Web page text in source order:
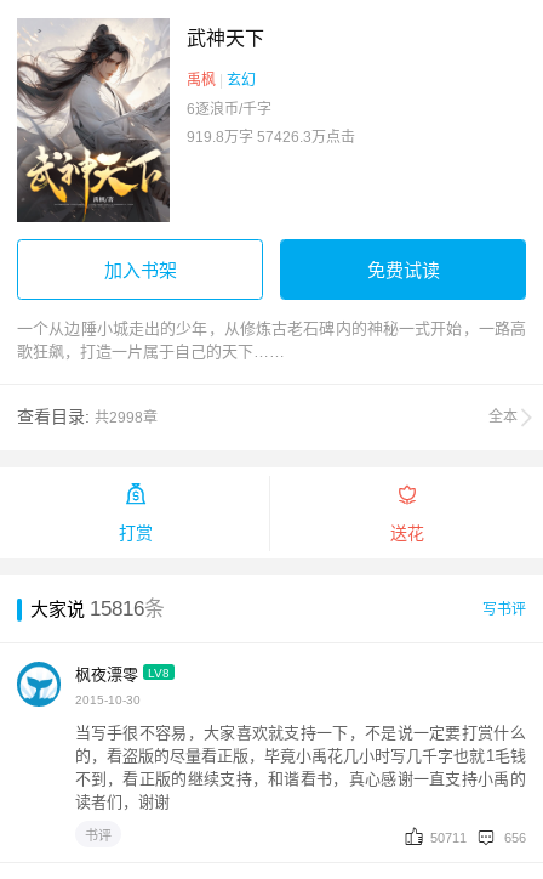
武神天下
禹枫
玄幻
6逐浪币/千字
919.8万字 57426.3万点击
加入书架 免费试读
一个从边陲小城走出的少年，从修炼古老石碑内的神秘一式开始，一路高
歌狂飙，打造一片属于自己的天下……
查看目录: 共2998章 全本

打赏

送花
大家说 15816条 写书评
枫夜漂零 LV8
2015-10-30
当写手很不容易，大家喜欢就支持一下，不是说一定要打赏什么
的，看盗版的尽量看正版，毕竟小禹花几小时写几千字也就1毛钱
不到，看正版的继续支持，和谐看书，真心感谢一直支持小禹的
读者们，谢谢
50711 656
书评